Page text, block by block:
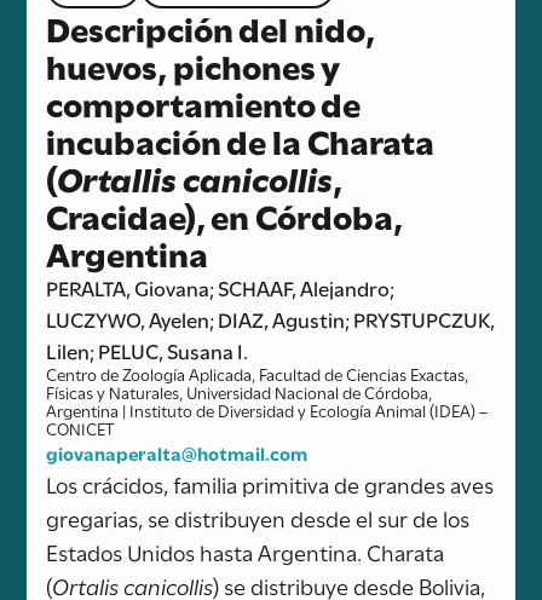
Descripción del nido,
huevos, pichones y
comportamiento de
incubación de la Charata
(Ortallis canicollis,
Cracidae), en Córdoba,
Argentina
PERALTA, Giovana; SCHAAF, Alejandro;
LUCZYWO, Ayelen; DIAZ, Agustin; PRYSTUPCZUK,
Lilen; PELUC, Susana I.
Centro de Zoología Aplicada, Facultad de Ciencias Exactas,
Físicas y Naturales, Universidad Nacional de Córdoba,
Argentina | Instituto de Diversidad y Ecología Animal (IDEA) –
CONICET
giovanaperalta@hotmail.com
Los crácidos, familia primitiva de grandes aves
gregarias, se distribuyen desde el sur de los
Estados Unidos hasta Argentina. Charata
(Ortalis canicollis) se distribuye desde Bolivia,